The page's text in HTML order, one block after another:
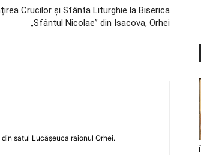
Crucilor și Sfânta Liturghie la Biserica
„Sfântul Nicolae” din Isacova, Orhei
satul Lucășeuca raionul Orhei.